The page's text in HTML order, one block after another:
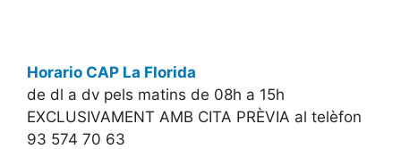
Horario CAP La Florida
de dl a dv pels matins de 08h a 15h
EXCLUSIVAMENT AMB CITA PRÈVIA al telèfon
93 574 70 63